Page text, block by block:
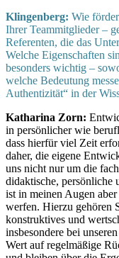
Klingenberg: Wie
Ihrer Teammitglieder –
Referenten, die das
Welche Eigenschaften
besonders wichtig –
welche Bedeutung
Authentizität“ in der
Katharina Zorn:
in persönlicher wie
dass hierfür viel Zeit
daher, die eigene
uns nicht nur um die
didaktische,
ist in meinen Augen
werfen. Hierzu gehören
konstruktives und
insbesondere bei
Wert auf regelmäßige